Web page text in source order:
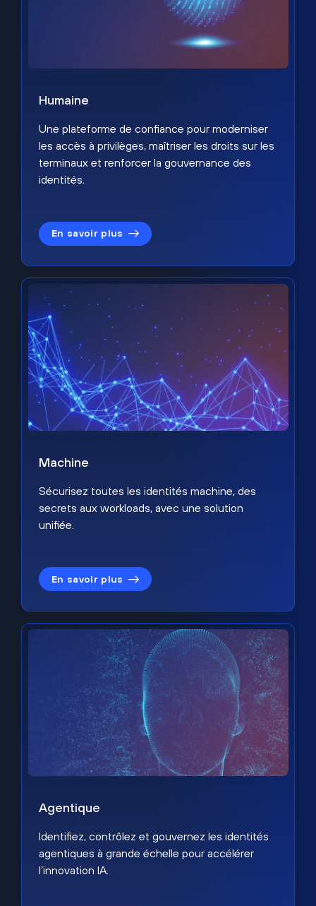
Humaine
Une plateforme de confiance pour moderniser
les accès à privilèges, maîtriser les droits sur les
terminaux et renforcer la gouvernance des
identités.
En savoir plus
Machine
Sécurisez toutes les identités machine, des
secrets aux workloads, avec une solution
unifiée.
En savoir plus
Agentique
Identifiez, contrôlez et gouvernez les identités
agentiques à grande échelle pour accélérer
l’innovation IA.